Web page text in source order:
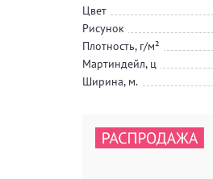
Цвет
Рисунок
Плотность, г/м²
Мартиндейл, ц
Ширина, м.